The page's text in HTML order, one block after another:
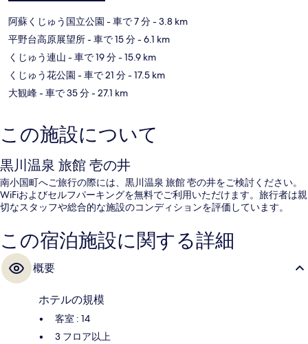
阿蘇くじゅう国立公園 - 車で 7 分- 3.8 km
平野台高原展望所- 車で 15 分- 6.1 km
くじゅう連山 - 車で 19 分- 15.9 km
くじゅう花公園 - 車で 21 分- 17.5 km
大観峰- 車で 35 分- 27.1 km
この施設について
黒川温泉 旅館 壱の井
南小国町へご旅行の際には、黒川温泉 旅館 壱の井をご検討ください。
WiFiおよびセルフパーキングを無料でご利用いただけます。旅行者は親
切なスタッフや総合的な施設のコンディションを評価しています。
この宿泊施設に関する詳細
概要
ホテルの規模
客室 : 14
3 フロア以上